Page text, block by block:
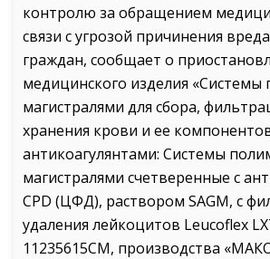
контролю за обращением
связи с угрозой причинения
граждан, сообщает о
медицинского изделия «Системы
магистралями для сбора,
хранения крови и ее
антикоагулянтами: Системы
магистралями счетверенные с
CPD (ЦФД), раствором SAGM, с
удаления лейкоцитов Leucoflex
11235615СМ, производства